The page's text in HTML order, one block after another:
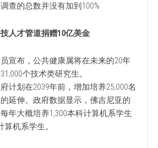
查的总数并没有加到100%
人才管道捐赠10亿美金
宣布，公共健康属将在未来的20年
个技术类研究生。
计划在2039年前，增加培养25,000名
延伸。政府数据显示，佛吉尼亚的
年大概培养1,300本科计算机系学生
算机系学生。